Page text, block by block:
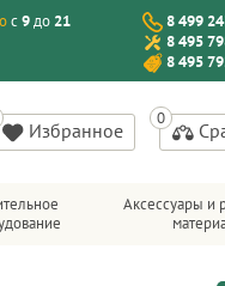
с9до 21 8 499
8 495
8 495
Избранное
Аксессуары и